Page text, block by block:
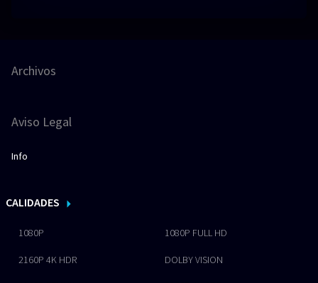
Archivos
Aviso Legal
Info
CALIDADES
1080P 1080P FULL HD
2160P 4K HDR DOLBY VISION